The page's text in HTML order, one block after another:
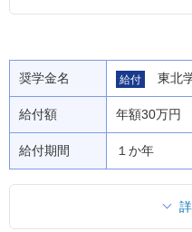
奨学金名 給付 東北
給付額 年額30万円
給付期間 １か年